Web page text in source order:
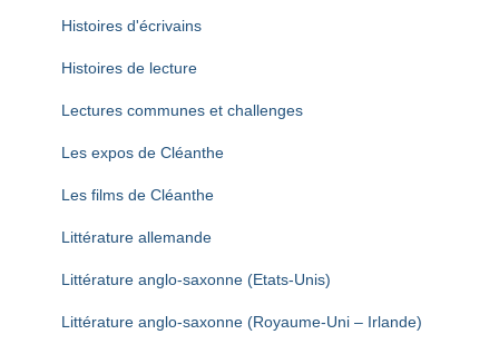
Histoires d'écrivains
Histoires de lecture
Lectures communes et challenges
Les expos de Cléanthe
Les films de Cléanthe
Littérature allemande
Littérature anglo-saxonne (Etats-Unis)
Littérature anglo-saxonne (Royaume-Uni – Irlande)